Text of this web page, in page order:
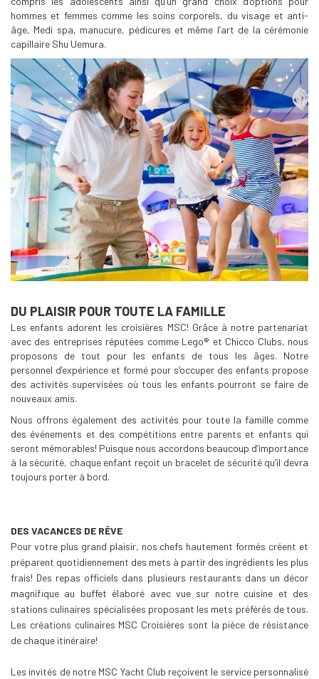
hommes et femmes comme les soins corporels, du visage et anti-
âge, Medi spa, manucure, pédicures et même l’art de la cérémonie
capillaire Shu Uemura.
DU PLAISIR POUR TOUTE LA FAMILLE
Les enfants adorent les croisières MSC! Grâce à notre partenariat
avec des entreprises réputées comme Lego® et Chicco Clubs, nous
proposons de tout pour les enfants de tous les âges. Notre
personnel d’expérience et formé pour s’occuper des enfants propose
des activités supervisées où tous les enfants pourront se faire de
nouveaux amis.
Nous offrons également des activités pour toute la famille comme
des événements et des compétitions entre parents et enfants qui
seront mémorables! Puisque nous accordons beaucoup d’importance
à la sécurité, chaque enfant reçoit un bracelet de sécurité qu’il devra
toujours porter à bord.
DES VACANCES DE RÊVE
Pour votre plus grand plaisir, nos chefs hautement formés créent et
préparent quotidiennement des mets à partir des ingrédients les plus
frais! Des repas officiels dans plusieurs restaurants dans un décor
magnifique au buffet élaboré avec vue sur notre cuisine et des
stations culinaires spécialisées proposant les mets préférés de tous.
Les créations culinaires MSC Croisières sont la pièce de résistance
de chaque itinéraire!
Les invités de notre MSC Yacht Club reçoivent le service personnalisé